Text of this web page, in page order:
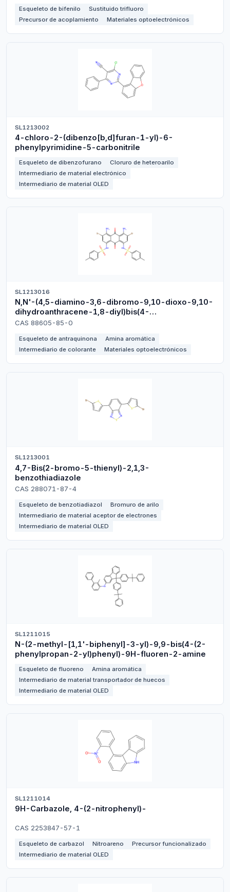
Esqueleto de bifenilo
Sustituido trifluoro
Precursor de acoplamiento
Materiales optoelectrónicos
SL1213002
4-chloro-2-(dibenzo[b,d]furan-1-yl)-6-
phenylpyrimidine-5-carbonitrile
Esqueleto de dibenzofurano
Cloruro de heteroarilo
Intermediario de material electrónico
Intermediario de material OLED
SL1213016
N,N'-(4,5-diamino-3,6-dibromo-9,10-dioxo-9,10-
dihydroanthracene-1,8-diyl)bis(4-
methylbenzenesulfonamide)
CAS 88605-85-0
Esqueleto de antraquinona
Amina aromática
Intermediario de colorante
Materiales optoelectrónicos
SL1213001
4,7-Bis(2-bromo-5-thienyl)-2,1,3-
benzothiadiazole
CAS 288071-87-4
Esqueleto de benzotiadiazol
Bromuro de arilo
Intermediario de material aceptor de electrones
Intermediario de material OLED
SL1211015
N-(2-methyl-[1,1'-biphenyl]-3-yl)-9,9-bis(4-(2-
phenylpropan-2-yl)phenyl)-9H-fluoren-2-amine
Esqueleto de fluoreno
Amina aromática
Intermediario de material transportador de huecos
Intermediario de material OLED
SL1211014
9H-Carbazole, 4-(2-nitrophenyl)-
CAS 2253847-57-1
Esqueleto de carbazol Nitroareno
Precursor funcionalizado
Intermediario de material OLED